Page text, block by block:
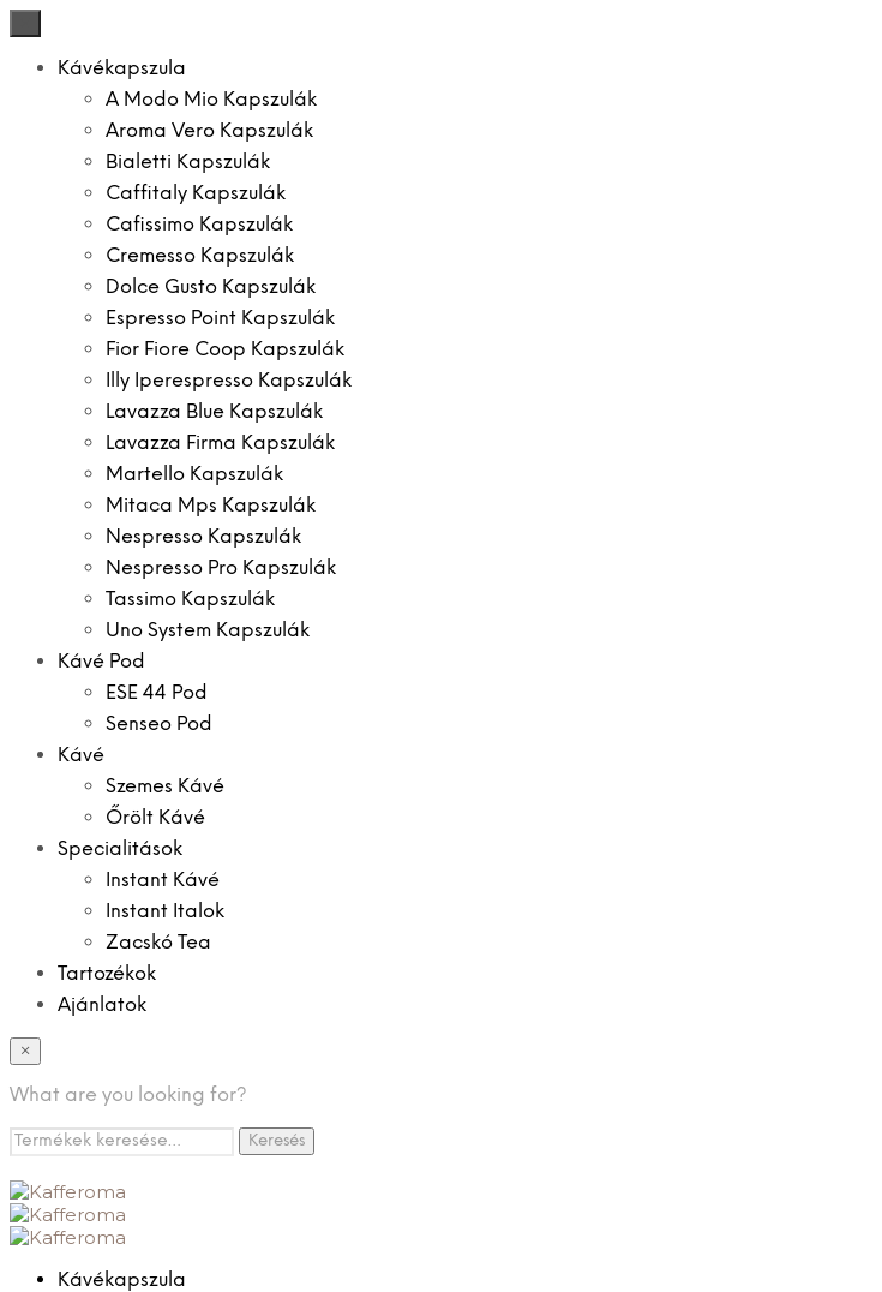
Kávékapszula
A Modo Mio Kapszulák
Aroma Vero Kapszulák
Bialetti Kapszulák
Caffitaly Kapszulák
Cafissimo Kapszulák
Cremesso Kapszulák
Dolce Gusto Kapszulák
Espresso Point Kapszulák
Fior Fiore Coop Kapszulák
Illy Iperespresso Kapszulák
Lavazza Blue Kapszulák
Lavazza Firma Kapszulák
Martello Kapszulák
Mitaca Mps Kapszulák
Nespresso Kapszulák
Nespresso Pro Kapszulák
Tassimo Kapszulák
Uno System Kapszulák
Kávé Pod
ESE 44 Pod
Senseo Pod
Kávé
Szemes Kávé
Őrölt Kávé
Specialitások
Instant Kávé
Instant Italok
Zacskó Tea
Tartozékok
Ajánlatok
×
What are you looking for?
Keresés
a
következőre:
Keresés
Kávékapszula